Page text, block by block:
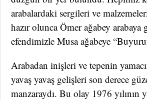
arabalardaki sergileri ve
hazır olunca Ömer ağabey arabaya
efendimizle Musa ağabeye
Arabadan inişleri ve tepenin
yavaş yavaş gelişleri son derece
manzaraydı. Bu olay 1976 yılının